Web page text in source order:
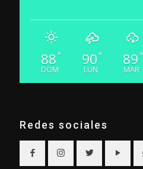
88 °
DOM
90 °
LUN
89 °
MAR
Redes sociales